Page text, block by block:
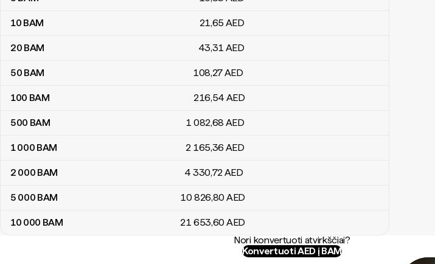
10 BAM 21,65 AED
20 BAM 43,31 AED
50 BAM 108,27AED
100 BAM 216,54 AED
500 BAM 1 082,68 AED
1 000 BAM 2 165,36 AED
2 000 BAM 4 330,72AED
5 000 BAM 10 826,80 AED
10 000 BAM 21 653,60 AED
Nori konvertuoti atvirkščiai?
Konvertuoti AED į BAM